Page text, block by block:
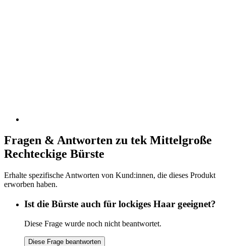
Fragen & Antworten zu tek Mittelgroße
Rechteckige Bürste
Erhalte spezifische Antworten von Kund:innen, die dieses Produkt
erworben haben.
Ist die Bürste auch für lockiges Haar geeignet?
Diese Frage wurde noch nicht beantwortet.
Diese Frage beantworten